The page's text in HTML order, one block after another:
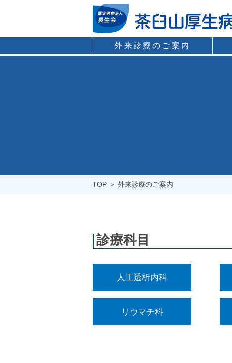
外来診療のご案内
TOP ＞ 外来診療のご案内
診療科目
人工透析内科
リウマチ科